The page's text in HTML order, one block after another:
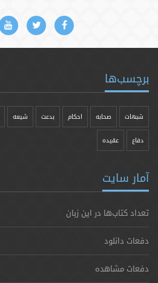
برچسب‌ها
شبهات صحابه احکام بدعت شیعه
دفاع عقیده
آمار سایت
تعداد کتاب‌ها در این زبان
دفعات دانلود
دفعات مشاهده